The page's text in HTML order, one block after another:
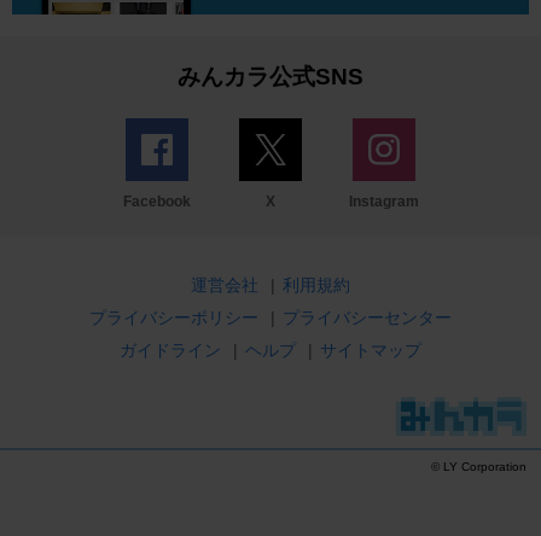
みんカラ公式SNS
Facebook X Instagram
運営会社 | 利用規約
プライバシーポリシー
| プライバシーセンター
ガイドライン
| ヘルプ | サイトマップ
© LY Corporation